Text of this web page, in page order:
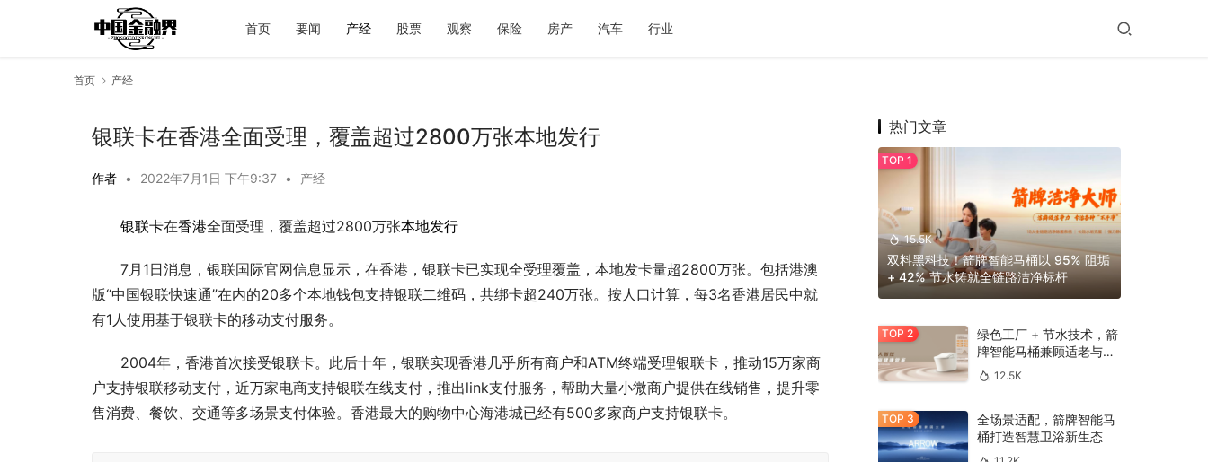
首页 要闻 产经 股票 观察 保险 房产 汽车 行业
首页 产经
银联卡在香港全面受理，覆盖超过2800万张本地发行
作者 • 2022年7月1日 下午9:37 • 产经
银联卡在香港全面受理，覆盖超过2800万张本地发行
7月1日消息，银联国际官网信息显示，在香港，银联卡已实现全受理覆盖，本地发卡量超2800万张。包括港澳
版“中国银联快速通”在内的20多个本地钱包支持银联二维码，共绑卡超240万张。按人口计算，每3名香港居民中就
有1人使用基于银联卡的移动支付服务。
2004年，香港首次接受银联卡。此后十年，银联实现香港几乎所有商户和ATM终端受理银联卡，推动15万家商
户支持银联移动支付，近万家电商支持银联在线支付，推出link支付服务，帮助大量小微商户提供在线销售，提升零
售消费、餐饮、交通等多场景支付体验。香港最大的购物中心海港城已经有500多家商户支持银联卡。
热门文章
15.5K
双料黑科技！箭牌智能马桶以 95% 阻垢
+ 42% 节水铸就全链路洁净标杆
绿色工厂 + 节水技术，箭
牌智能马桶兼顾适老与环
保
12.5K
全场景适配，箭牌智能马
桶打造智慧卫浴新生态